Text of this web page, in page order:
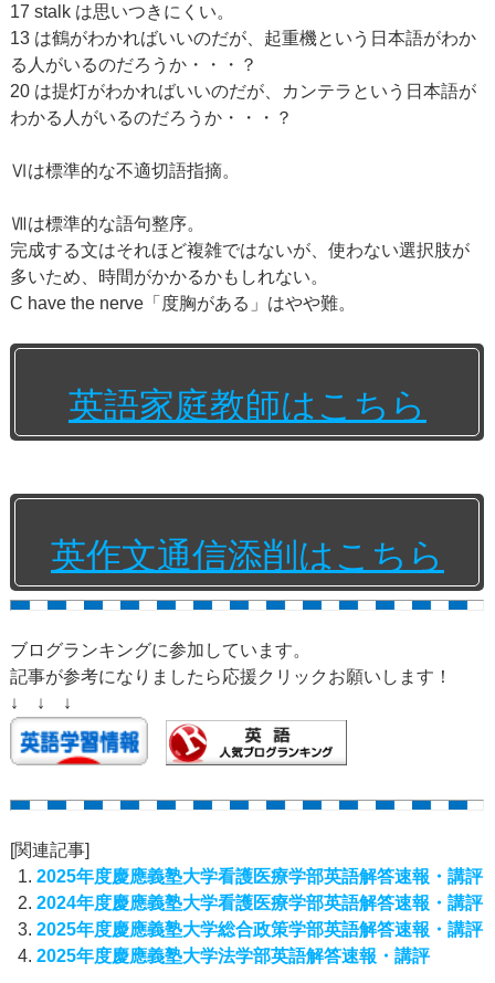
17 stalk は思いつきにくい。
13 は鶴がわかればいいのだが、起重機という日本語がわか
る人がいるのだろうか・・・？
20 は提灯がわかればいいのだが、カンテラという日本語が
わかる人がいるのだろうか・・・？
Ⅵは標準的な不適切語指摘。
Ⅶは標準的な語句整序。
完成する文はそれほど複雑ではないが、使わない選択肢が
多いため、時間がかかるかもしれない。
C have the nerve「度胸がある」はやや難。
英語家庭教師はこちら
英作文通信添削はこちら
ブログランキングに参加しています。
記事が参考になりましたら応援クリックお願いします！
↓ ↓ ↓
[関連記事]
2025年度慶應義塾大学看護医療学部英語解答速報・講評
2024年度慶應義塾大学看護医療学部英語解答速報・講評
2025年度慶應義塾大学総合政策学部英語解答速報・講評
2025年度慶應義塾大学法学部英語解答速報・講評